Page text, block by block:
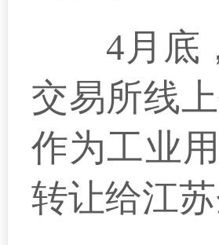
4月底，
交易所线
作为工业
转让给江